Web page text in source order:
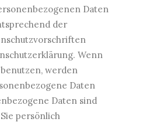
Daten
der
Wenn
werden
Daten
Daten sind
persönlich